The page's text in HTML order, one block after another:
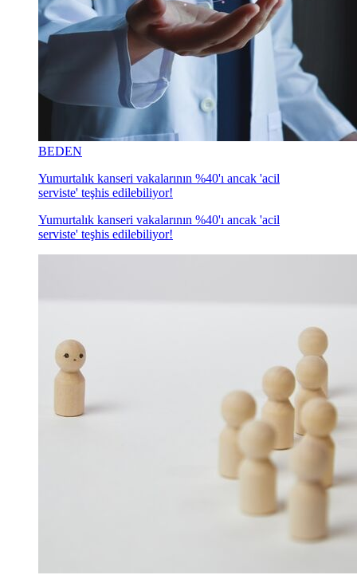
BEDEN
Yumurtalık kanseri vakalarının %40'ı ancak 'acil
serviste' teşhis edilebiliyor!
Yumurtalık kanseri vakalarının %40'ı ancak 'acil
serviste' teşhis edilebiliyor!